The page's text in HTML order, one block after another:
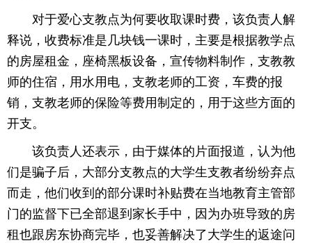
对于爱心支教点为何要收取课时费，该负责人解
释说，收费标准是几块钱一课时，主要是根据教学点
的房屋租金，座椅黑板设备，宣传物料制作，支教教
师的住宿，用水用电，支教老师的工资，车费的报
销，支教老师的保险等费用制定的，用于这些方面的
开支。
该负责人还表示，由于媒体的片面报道，认为他
们是骗子后，大部分支教点的大学生支教者纷纷弃点
而走，他们收到的部分课时补贴费在当地教育主管部
门的监督下已全部退到家长手中，因为办班导致的房
租也跟房东协商完毕，也妥善解决了大学生的返途问